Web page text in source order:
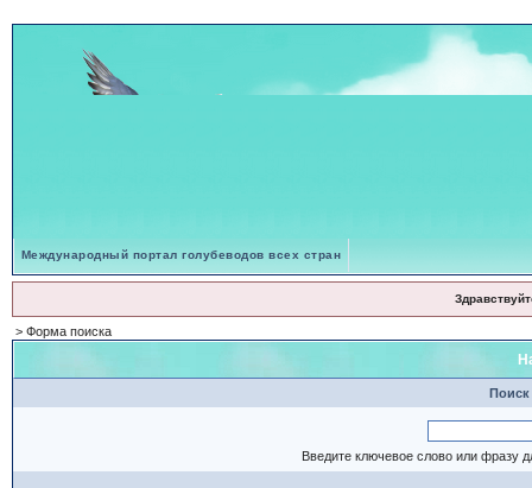
Международный портал голубеводов всех стран
> Форма поиска
Введите ключевое слово или фразу